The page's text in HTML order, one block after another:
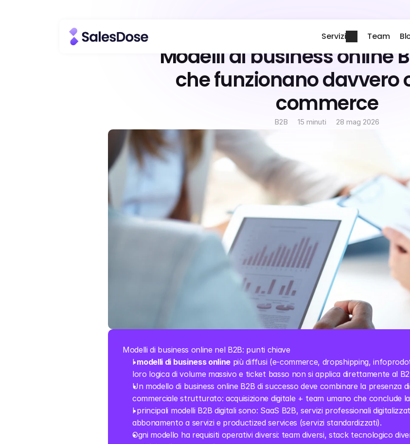
Servizi Team
Modelli di business online
che funzionano davvero
commerce
B2B 15 minuti 28 mag 2026
Modelli di business online nel B2B: punti chiave
I modelli di business online più diffusi (e-commerce, dropshipping,
loro logica di volume massivo e ticket basso non si applica direttamente al
Un modello di business online B2B di successo deve combinare la presenza
commerciale strutturato: acquisizione digitale + team umano che conclude
I principali modelli B2B digitali sono: SaaS B2B, servizi professionali
abbonamento a servizi e productized services (servizi standardizzati).
Ogni modello ha requisiti operativi diversi: team diversi, stack tecnologico